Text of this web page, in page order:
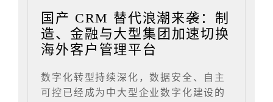
国产 CRM 替代浪潮来袭：制
造、金融与大型集团加速切换
海外客户管理平台
数字化转型持续深化，数据安全、自主
可控已经成为中大型企业数字化建设的